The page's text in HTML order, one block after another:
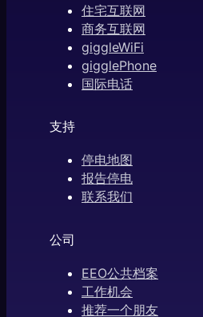
住宅互联网
商务互联网
giggleWiFi
gigglePhone
国际电话
支持
停电地图
报告停电
联系我们
公司
EEO公共档案
工作机会
推荐一个朋友